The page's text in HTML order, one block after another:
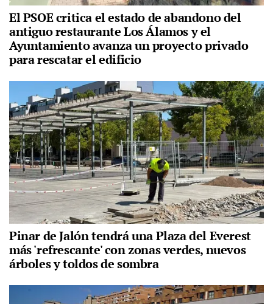
El PSOE critica el estado de abandono del
antiguo restaurante Los Álamos y el
Ayuntamiento avanza un proyecto privado
para rescatar el edificio
Pinar de Jalón tendrá una Plaza del Everest
más 'refrescante' con zonas verdes, nuevos
árboles y toldos de sombra